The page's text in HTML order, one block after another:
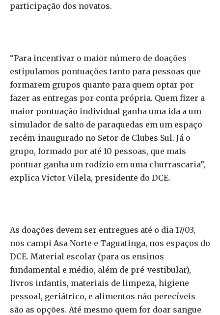
participação dos novatos.
“Para incentivar o maior número de doações
estipulamos pontuações tanto para pessoas que
formarem grupos quanto para quem optar por
fazer as entregas por conta própria. Quem fizer a
maior pontuação individual ganha uma ida a um
simulador de salto de paraquedas em um espaço
recém-inaugurado no Setor de Clubes Sul. Já o
grupo, formado por até 10 pessoas, que mais
pontuar ganha um rodízio em uma churrascaria”,
explica Victor Vilela, presidente do DCE.
As doações devem ser entregues até o dia 17/03,
nos campi Asa Norte e Taguatinga, nos espaços do
DCE. Material escolar (para os ensinos
fundamental e médio, além de pré-vestibular),
livros infantis, materiais de limpeza, higiene
pessoal, geriátrico, e alimentos não perecíveis
são as opções. Até mesmo quem for doar sangue